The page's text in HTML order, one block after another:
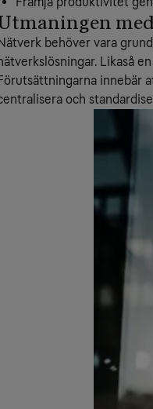
behöver vara
Likaså
innebär
och